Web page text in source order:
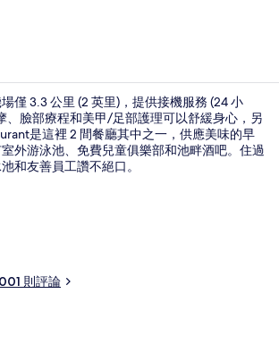
僅 3.3 公里 (2 英里)，提供接機服務 (24 小
、臉部療程和美甲/足部護理可以舒緩身心，另
是這裡 2 間餐廳其中之一，供應美味的早
外游泳池、免費兒童俱樂部和池畔酒吧。住過
和友善員工讚不絕口。
則評論